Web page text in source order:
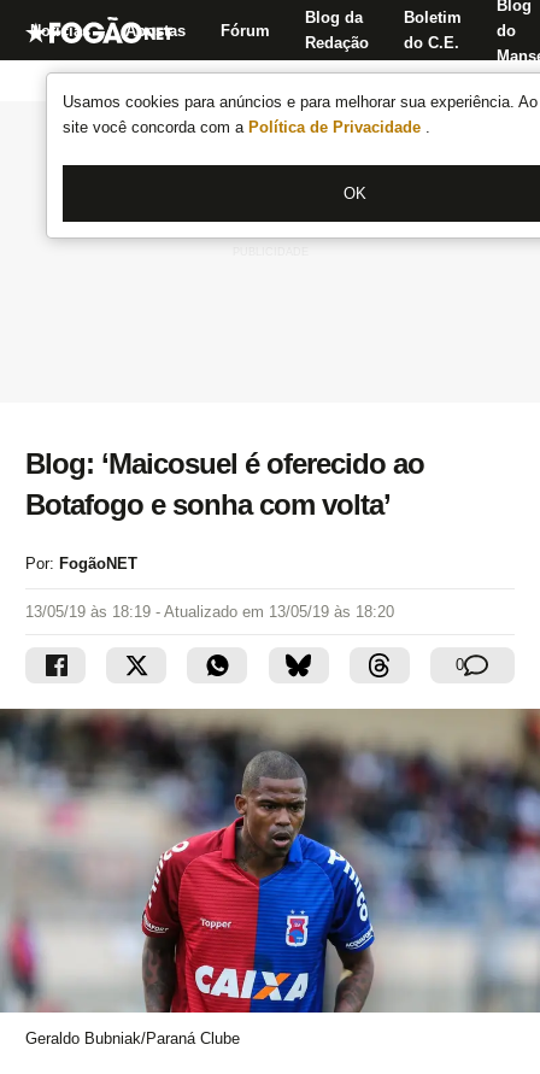
Usamos cookies para anúncios e para melhorar sua experiência.
site você concorda com a Política de Privacidade .
OK
Notícias Apostas Fórum
Blog da
Redação
Boletim
do C.E.
Blog
do
Blog: ‘Maicosuel é oferecido ao
Botafogo e sonha com volta’
Por: FogãoNET
13/05/19 às 18:19 - Atualizado em 13/05/19 às 18:20
0
Geraldo Bubniak/Paraná Clube